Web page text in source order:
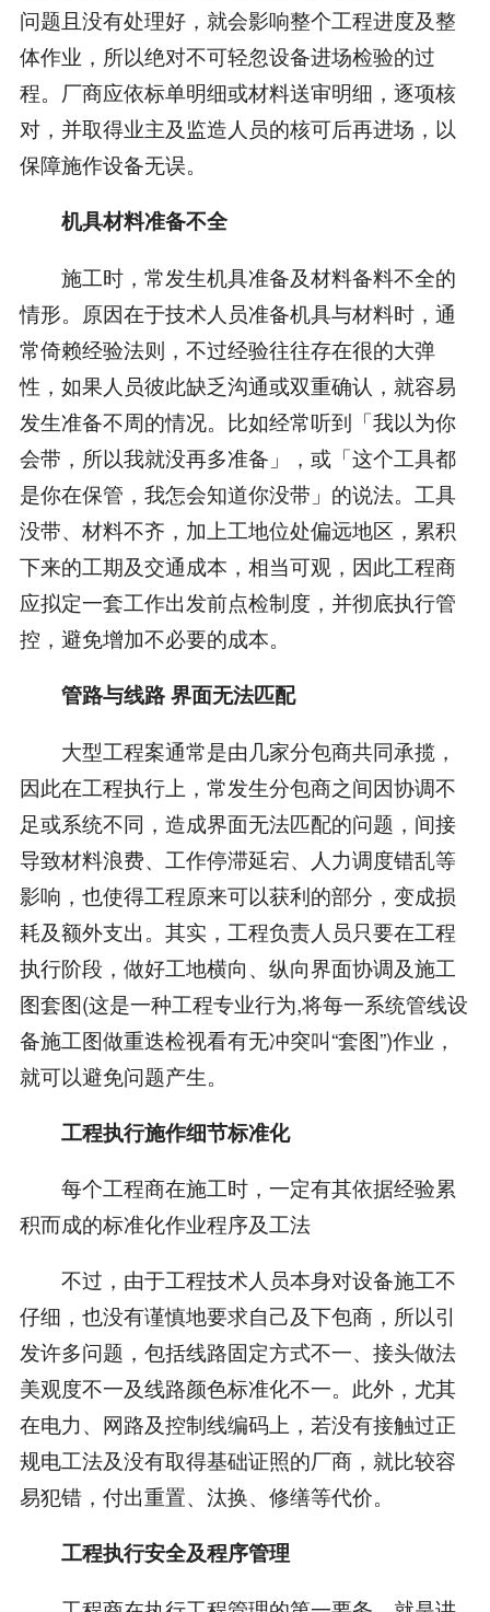
问题且没有处理好，就会影响整个工程进度及整
体作业，所以绝对不可轻忽设备进场检验的过
程。厂商应依标单明细或材料送审明细，逐项核
对，并取得业主及监造人员的核可后再进场，以
保障施作设备无误。
机具材料准备不全
施工时，常发生机具准备及材料备料不全的
情形。原因在于技术人员准备机具与材料时，通
常倚赖经验法则，不过经验往往存在很的大弹
性，如果人员彼此缺乏沟通或双重确认，就容易
发生准备不周的情况。比如经常听到「我以为你
会带，所以我就没再多准备」，或「这个工具都
是你在保管，我怎会知道你没带」的说法。工具
没带、材料不齐，加上工地位处偏远地区，累积
下来的工期及交通成本，相当可观，因此工程商
应拟定一套工作出发前点检制度，并彻底执行管
控，避免增加不必要的成本。
管路与线路 界面无法匹配
大型工程案通常是由几家分包商共同承揽，
因此在工程执行上，常发生分包商之间因协调不
足或系统不同，造成界面无法匹配的问题，间接
导致材料浪费、工作停滞延宕、人力调度错乱等
影响，也使得工程原来可以获利的部分，变成损
耗及额外支出。其实，工程负责人员只要在工程
执行阶段，做好工地横向、纵向界面协调及施工
图套图(这是一种工程专业行为,将每一系统管线设
备施工图做重迭检视看有无冲突叫“套图”)作业，
就可以避免问题产生。
工程执行施作细节标准化
每个工程商在施工时，一定有其依据经验累
积而成的标准化作业程序及工法
不过，由于工程技术人员本身对设备施工不
仔细，也没有谨慎地要求自己及下包商，所以引
发许多问题，包括线路固定方式不一、接头做法
美观度不一及线路颜色标准化不一。此外，尤其
在电力、网路及控制线编码上，若没有接触过正
规电工法及没有取得基础证照的厂商，就比较容
易犯错，付出重置、汰换、修缮等代价。
工程执行安全及程序管理